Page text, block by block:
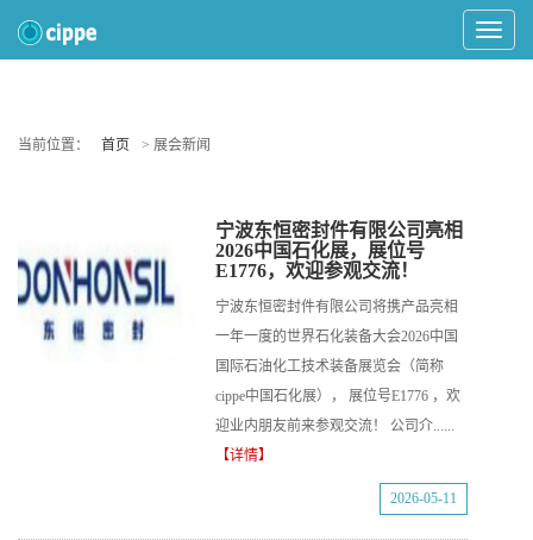
Toggle
当前位置： 首页 > 展会新闻
宁波东恒密封件有限公司亮相
2026中国石化展，展位号
E1776，欢迎参观交流！
宁波东恒密封件有限公司将携产品亮相
一年一度的世界石化装备大会2026中国
国际石油化工技术装备展览会（简称
cippe中国石化展）， 展位号E1776 ，欢
迎业内朋友前来参观交流！ 公司介......
【详情】
2026-05-11